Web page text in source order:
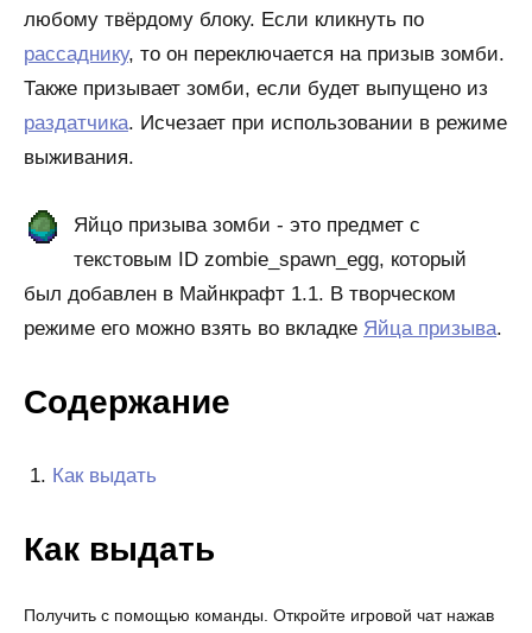
любому твёрдому блоку. Если кликнуть по
рассаднику, то он переключается на призыв зомби.
Также призывает зомби, если будет выпущено из
раздатчика. Исчезает при использовании в режиме
выживания.
Яйцо призыва зомби - это предмет с
текстовым ID zombie_spawn_egg, который
был добавлен в Майнкрафт 1.1. В творческом
режиме его можно взять во вкладке Яйца призыва.
Содержание
Как выдать
Как выдать
Получить с помощью команды. Откройте игровой чат нажав